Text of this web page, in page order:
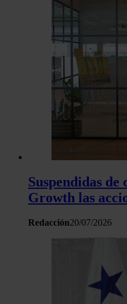
Suspendidas
Growth las
Redacción20/07/2026